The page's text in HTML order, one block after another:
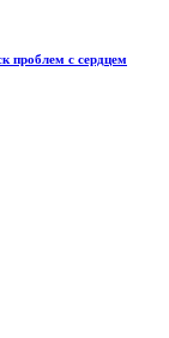
проблем с сердцем